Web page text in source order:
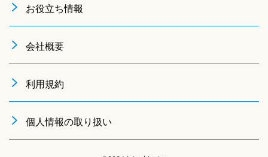
お役立ち情報
会社概要
利用規約
個人情報の取り扱い